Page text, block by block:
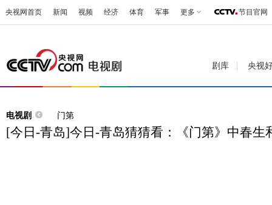
央视网首页 新闻 视频 经济 体育 军事 更多 节目官网
剧库 央视
电视剧 门第
[今日-青岛]今日-青岛猜猜看：《门第》中春